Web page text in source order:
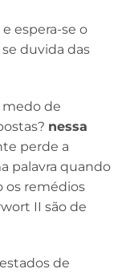
espera-se o
duvida das
medo de
nessa
perde a
palavra quando
os remédios
II são de
de